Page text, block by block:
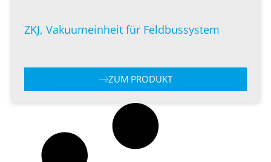
ZKJ, Vakuumeinheit für Feldbussystem
ZUM PRODUKT